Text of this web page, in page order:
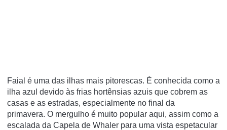
Faial é uma das ilhas mais pitorescas. É conhecida como a
ilha azul devido às frias hortênsias azuis que cobrem as
casas e as estradas, especialmente no final da
primavera. O mergulho é muito popular aqui, assim como a
escalada da Capela de Whaler para uma vista espetacular